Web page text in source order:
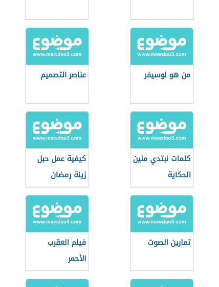
من هو لوسيفر عناصر التصميم
كلمات نبتدي منين
الحكاية
كيفية عمل حبل
زينة رمضان
تمارين الصوت
فيلم العقرب
الأحمر